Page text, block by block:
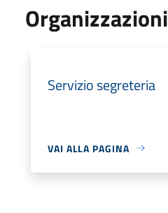
Organizzazioni
Servizio segreteria
VAI ALLA PAGINA